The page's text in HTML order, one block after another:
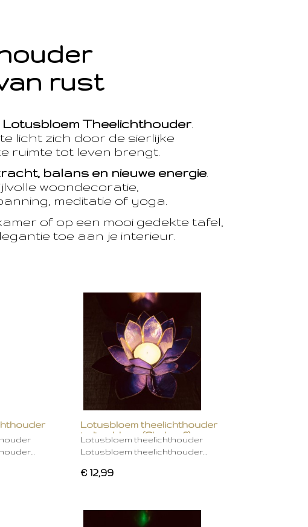
rust
Lotusbloem Theelichthouder.
licht zich door de sierlijke
ruimte tot leven brengt.
balans en nieuwe energie.
woondecoratie,
meditatie of yoga.
of op een mooi gedekte tafel,
toe aan je interieur.
Lotusbloem theelichthouder
indigo blauw (Chakra 6)
Lotusbloem theelichthouder
Lotusbloem theelichthouder…
€ 12,99